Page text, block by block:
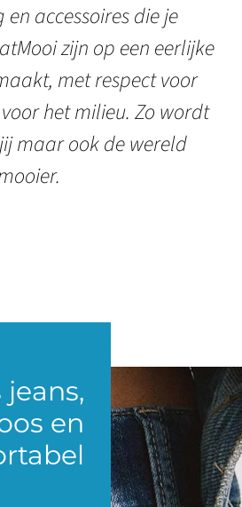
accessoires die je
zijn op een eerlijke
met respect voor
het milieu. Zo wordt
maar ook de wereld
en